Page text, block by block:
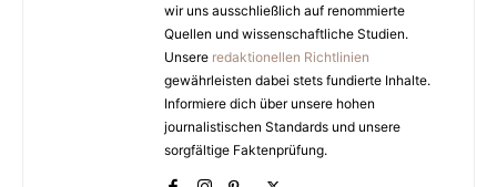
wir uns ausschließlich auf renommierte
Quellen und wissenschaftliche Studien.
Unsere redaktionellen Richtlinien
gewährleisten dabei stets fundierte Inhalte.
Informiere dich über unsere hohen
journalistischen Standards und unsere
sorgfältige Faktenprüfung.